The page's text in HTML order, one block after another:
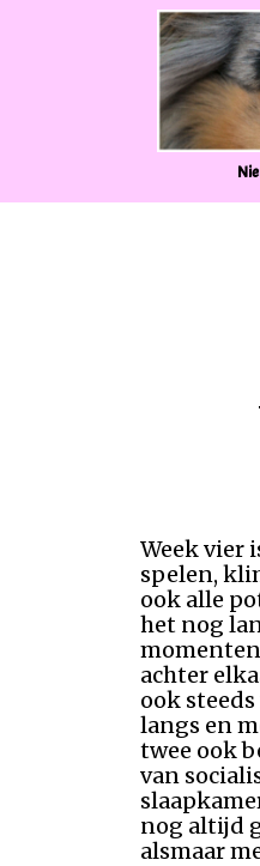
Week vier
spelen,
ook alle
het nog
achter
ook
langs en
twee ook
van
nog altijd
alsmaar